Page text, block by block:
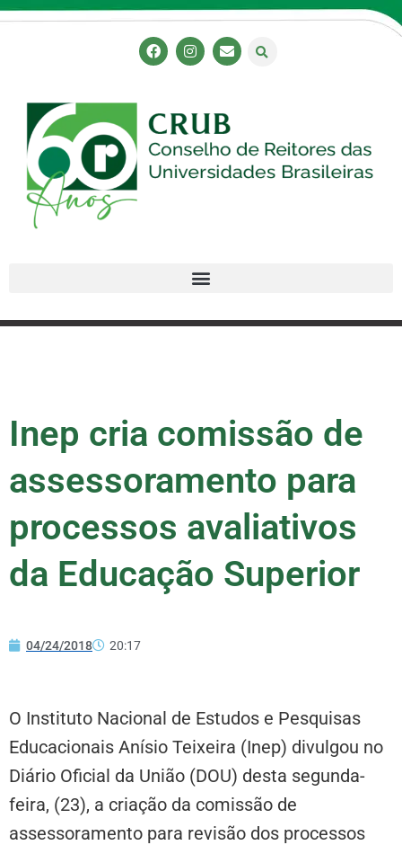
Inep cria comissão de
assessoramento para
processos avaliativos
da Educação Superior
04/24/2018 20:17
O Instituto Nacional de Estudos e Pesquisas
Educacionais Anísio Teixeira (Inep) divulgou no
Diário Oficial da União (DOU) desta segunda-
feira, (23), a criação da comissão de
assessoramento para revisão dos processos